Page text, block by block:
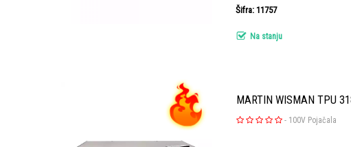
Šifra: 11757
Na stanju
MARTIN WISMAN TPU
- 100V Pojačala